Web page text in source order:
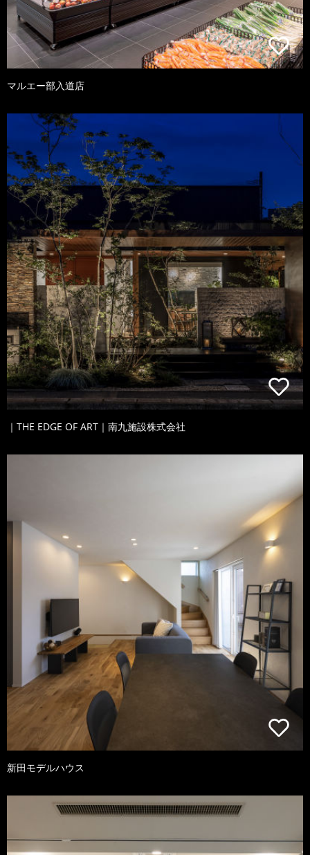
マルエー部入道店
｜THE EDGE OF ART｜南九施設株式会社
新田モデルハウス